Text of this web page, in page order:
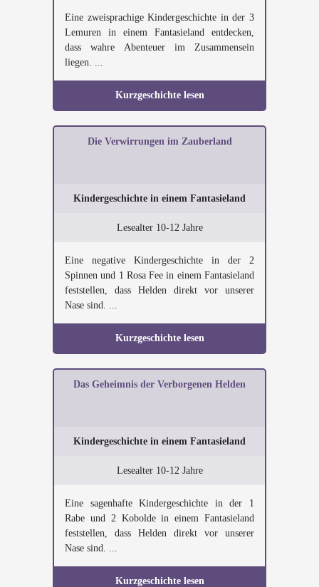
Eine zweisprachige Kindergeschichte in der 3
Lemuren in einem Fantasieland entdecken,
dass wahre Abenteuer im Zusammensein
liegen. ...
Kurzgeschichte lesen
Die Verwirrungen im Zauberland
Kindergeschichte in einem Fantasieland
Lesealter 10-12 Jahre
Eine negative Kindergeschichte in der 2
Spinnen und 1 Rosa Fee in einem Fantasieland
feststellen, dass Helden direkt vor unserer
Nase sind. ...
Kurzgeschichte lesen
Das Geheimnis der Verborgenen Helden
Kindergeschichte in einem Fantasieland
Lesealter 10-12 Jahre
Eine sagenhafte Kindergeschichte in der 1
Rabe und 2 Kobolde in einem Fantasieland
feststellen, dass Helden direkt vor unserer
Nase sind. ...
Kurzgeschichte lesen